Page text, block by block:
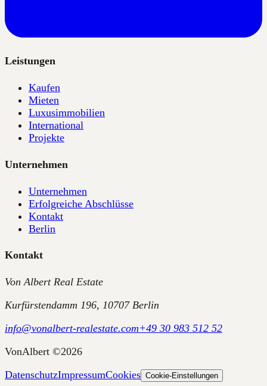
Leistungen
Kaufen
Mieten
Luxusimmobilien
International
Projekte
Unternehmen
Unternehmen
Erfolgreiche Abschlüsse
Kontakt
Berlin
Kontakt
Von Albert Real Estate
Kurfürstendamm 196, 10707 Berlin
info@vonalbert-realestate.com+49 30 983 512 52
VonAlbert ©2026
DatenschutzImpressumCookies Cookie-Einstellungen